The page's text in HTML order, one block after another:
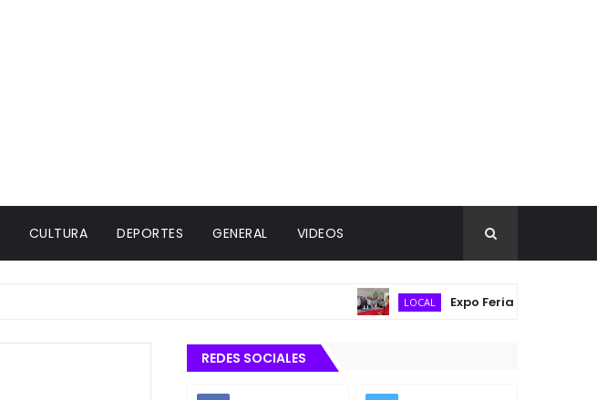
CULTURA DEPORTES GENERAL VIDEOS
LOCAL Expo Feria Agropecuaria
REDES SOCIALES